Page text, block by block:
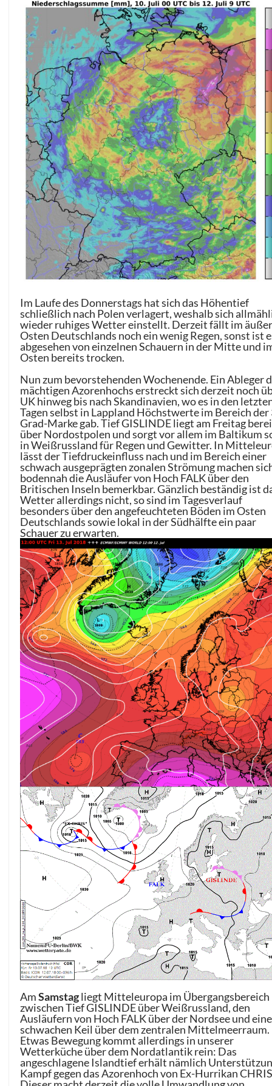
Im Laufe des Donnerstags hat sich das Höhentief
schließlich nach Polen verlagert, weshalb sich
wieder ruhiges Wetter einstellt. Derzeit fällt im
Osten Deutschlands noch ein wenig Regen, sonst ist
abgesehen von einzelnen Schauern in der Mitte und
Osten bereits trocken.
Nun zum bevorstehenden Wochenende. Ein Ableger
mächtigen Azorenhochs erstreckt sich derzeit noch
UK hinweg bis nach Skandinavien, wo es in den
Tagen selbst in Lappland Höchstwerte im Bereich der
Grad-Marke gab. Tief GISLINDE liegt am Freitag
über Nordostpolen und sorgt vor allem im Baltikum
in Weißrussland für Regen und Gewitter. In
lässt der Tiefdruckeinfluss nach und im Bereich einer
schwach ausgeprägten zonalen Strömung machen
bodennah die Ausläufer von Hoch FALK über den
Britischen Inseln bemerkbar. Gänzlich beständig ist
Wetter allerdings nicht, so sind im Tagesverlauf
besonders über den angefeuchteten Böden im Osten
Deutschlands sowie lokal in der Südhälfte ein paar
Schauer zu erwarten.
AmSamstagliegt Mitteleuropa im Übergangsbereich
zwischen Tief GISLINDE über Weißrussland, den
Ausläufern von Hoch FALK über der Nordsee und
schwachen Keil über dem zentralen Mittelmeerraum.
Etwas Bewegung kommt allerdings in unserer
Wetterküche über dem Nordatlantik rein: Das
angeschlagene Islandtief erhält nämlich
Kampf gegen das Azorenhoch von Ex-Hurrikan